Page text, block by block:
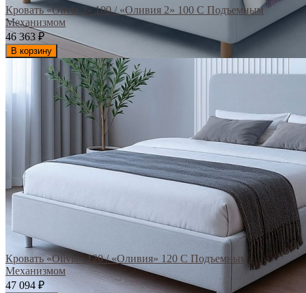
Кровать «Olivia 2» 100 / «Оливия 2» 100 С Подъемным
Механизмом
46 363 ₽
В корзину
Кровать «Olivia» 120 / «Оливия» 120 С Подъемным
Механизмом
47 094 ₽